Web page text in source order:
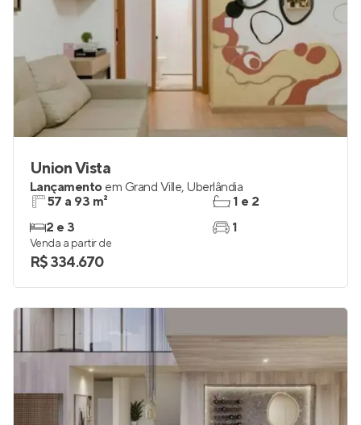
Union Vista
Lançamento em Grand Ville, Uberlândia
57 a 93 m²
2 e 3
1 e 2
1
Venda a partir de
R$ 334.670